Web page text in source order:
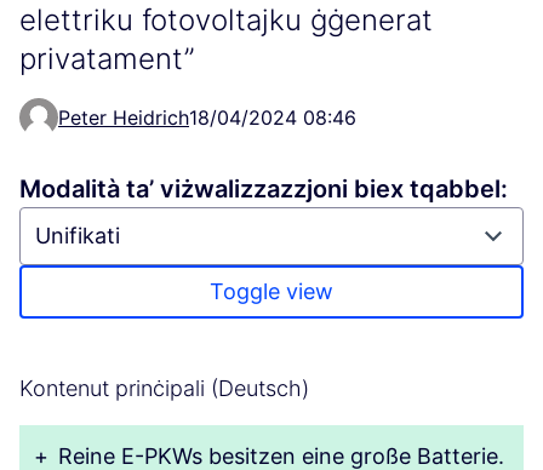
elettriku fotovoltajku ġġenerat
privatament”
Peter Heidrich18/04/2024 08:46
Modalità ta’ viżwalizzazzjoni biex tqabbel:
Toggle view
Kontenut prinċipali (Deutsch)
+ Reine E-PKWs besitzen eine große Batterie.